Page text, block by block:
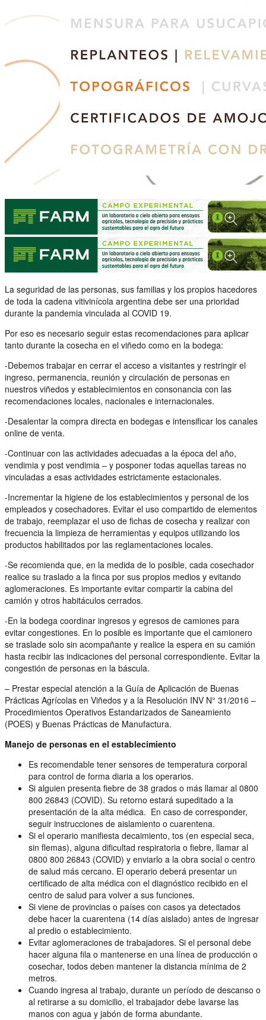
La seguridad de las personas, sus familias y los propios hacedores
de toda la cadena vitivinícola argentina debe ser una prioridad
durante la pandemia vinculada al COVID 19.
Por eso es necesario seguir estas recomendaciones para aplicar
tanto durante la cosecha en el viñedo como en la bodega:
-Debemos trabajar en cerrar el acceso a visitantes y restringir el
ingreso, permanencia, reunión y circulación de personas en
nuestros viñedos y establecimientos en consonancia con las
recomendaciones locales, nacionales e internacionales.
-Desalentar la compra directa en bodegas e intensificar los canales
online de venta.
-Continuar con las actividades adecuadas a la época del año,
vendimia y post vendimia – y posponer todas aquellas tareas no
vinculadas a esas actividades estrictamente estacionales.
-Incrementar la higiene de los establecimientos y personal de los
empleados y cosechadores. Evitar el uso compartido de elementos
de trabajo, reemplazar el uso de fichas de cosecha y realizar con
frecuencia la limpieza de herramientas y equipos utilizando los
productos habilitados por las reglamentaciones locales.
-Se recomienda que, en la medida de lo posible, cada cosechador
realice su traslado a la finca por sus propios medios y evitando
aglomeraciones. Es importante evitar compartir la cabina del
camión y otros habitáculos cerrados.
-En la bodega coordinar ingresos y egresos de camiones para
evitar congestiones. En lo posible es importante que el camionero
se traslade solo sin acompañante y realice la espera en su camión
hasta recibir las indicaciones del personal correspondiente. Evitar la
congestión de personas en la báscula.
– Prestar especial atención a la Guía de Aplicación de Buenas
Prácticas Agrícolas en Viñedos y a la Resolución INV N° 31/2016 –
Procedimientos Operativos Estandarizados de Saneamiento
(POES) y Buenas Prácticas de Manufactura.
Manejo de personas en el establecimiento
Es recomendable tener sensores de temperatura corporal
para control de forma diaria a los operarios.
Si alguien presenta fiebre de 38 grados o más llamar al 0800
800 26843 (COVID). Su retorno estará supeditado a la
presentación de la alta médica. En caso de corresponder,
seguir instrucciones de aislamiento o cuarentena.
Si el operario manifiesta decaimiento, tos (en especial seca,
sin flemas), alguna dificultad respiratoria o fiebre, llamar al
0800 800 26843 (COVID) y enviarlo a la obra social o centro
de salud más cercano. El operario deberá presentar un
certificado de alta médica con el diagnóstico recibido en el
centro de salud para volver a sus funciones.
Si viene de provincias o países con casos ya detectados
debe hacer la cuarentena (14 días aislado) antes de ingresar
al predio o establecimiento.
Evitar aglomeraciones de trabajadores. Si el personal debe
hacer alguna fila o mantenerse en una línea de producción o
cosechar, todos deben mantener la distancia mínima de 2
metros.
Cuando ingresa al trabajo, durante un período de descanso o
al retirarse a su domicilio, el trabajador debe lavarse las
manos con agua y jabón de forma abundante.